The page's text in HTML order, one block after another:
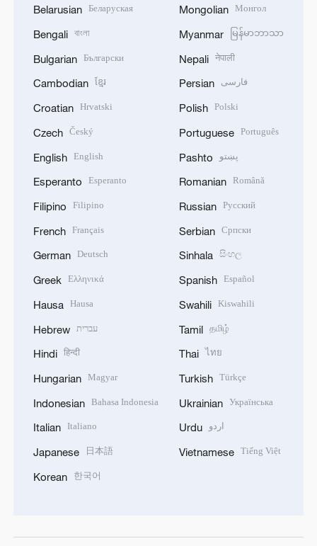
Belarusian Беларуская
Bengali বাংলা
Bulgarian Български
Cambodian ខ្មែរ
Croatian Hrvatski
Czech Český
English English
Esperanto Esperanto
Filipino Filipino
French Français
German Deutsch
Greek Ελληνικά
Hausa Hausa
Hebrew עברית
Hindi हिन्दी
Hungarian Magyar
Indonesian Bahasa Indonesia
Italian Italiano
Japanese 日本語
Korean 한국어
Mongolian Монгол
Myanmar မြန်မာဘာသာ
Nepali नेपाली
Persian فارسی
Polish Polski
Portuguese Português
Pashto پښتو
Romanian Română
Russian Русский
Serbian Српски
Sinhala සිංහල
Spanish Español
Swahili Kiswahili
Tamil தமிழ்
Thai ไทย
Turkish Türkçe
Ukrainian Українська
Urdu اردو
Vietnamese Tiếng Việt